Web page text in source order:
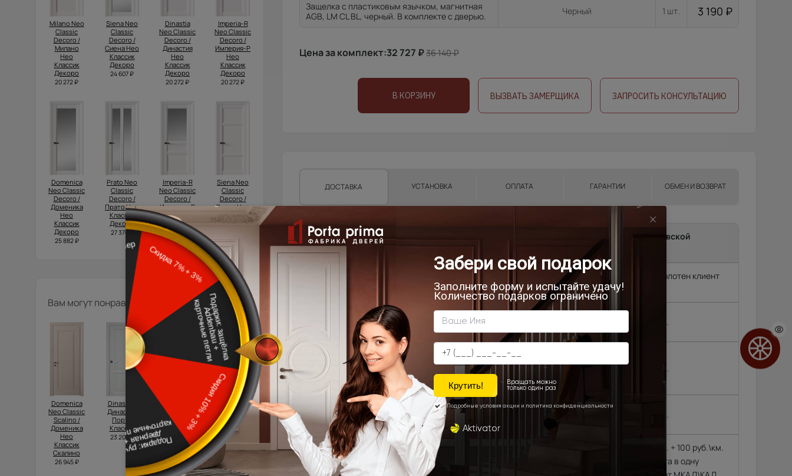
Milano Neo
Classic
Decoro /
Милано
Нео
Классик
Декоро
20 272 ₽
Siena Neo
Classic
Decoro /
Сиена Нео
Классик
Декоро
24 607 ₽
Dinastia
Neo Classic
Decoro /
Династия
Нео
Классик
Декоро
20 272 ₽
Imperia-R
Neo Classic
Decoro /
Империя-Р
Нео
Классик
Декоро
20 272 ₽
Domenica
Neo Classic
Decoro /
Доменика
Нео
Классик
Декоро
25 882 ₽
Prato Neo
Classic
Decoro /
Прато Нео
Классик
Декоро
27 370 ₽
Imperia-R
Neo Classic
Decoro /
Империя-Р
Нео
Классик
Декоро
24 607 ₽
Siena Neo
Classic
Decoro /
Сиена Нео
Классик
Декоро
Вам могут понравиться
Domenica
Neo Classic
Scalino /
Доменика
Нео
Классик
Скалино
26 945 ₽
Dinastia /
Династия
Порта
Классик
23 200 ₽
Тиволи З-1
32 850 ₽
Luna / Луна
32 100 ₽
Защелка с пластиковым язычком, магнитная
AGB, LM CL BL, черный. В комплекте с дверью.
Черный 1 шт. 3 190 ₽
Цена за комплект:32 727 ₽36 140₽
В КОРЗИНУ ВЫЗВАТЬ ЗАМЕРЩИКА ЗАПРОСИТЬ КОНСУЛЬТАЦИЮ
ДОСТАВКА УСТАНОВКА ОПЛАТА ГАРАНТИИ ОБМЕН И ВОЗВРАТ
Доставка продукции со склада Компании Porta prima до подъезда в г.Москва, Московской
области, г.Санкт-Петербург, Ленинградской области.
Техническую возможность подъема полотен определяет замерщик, без замера подъем полотен клиент
осуществляет самостоятельно.
Фрязино, Щёлково, Чкаловская, Биокомбинат, Новый городок и др. (15 км
от склада)
2 500 руб.
Мытищи, Пушкино, Красноармейск, Балашиха, Ногинск, Черноголовка,
Фряново, Электросталь, Ивантеевка, Королёв, Монино,
Лосинопетровский и др. (от 20 до 45 км. от склада).
4 500 руб.
Москва\Санкт-Петербург и города, расположенные в районе МКАД\КАД
до 10 км. в область.
4 500 руб.
Города Московской\Ленинградской области, располагающиеся далее 10
км. от МКАД (кроме Щёлковского шоссе)\КАД
4 500 руб. + 100 руб.\км.
из расчёта в одну